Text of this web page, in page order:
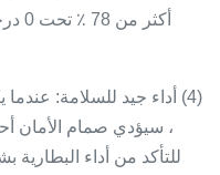
(4) أداء جيد للسلامة:
، سيؤدي صمام الأمان
للتأكد من أداء البطارية